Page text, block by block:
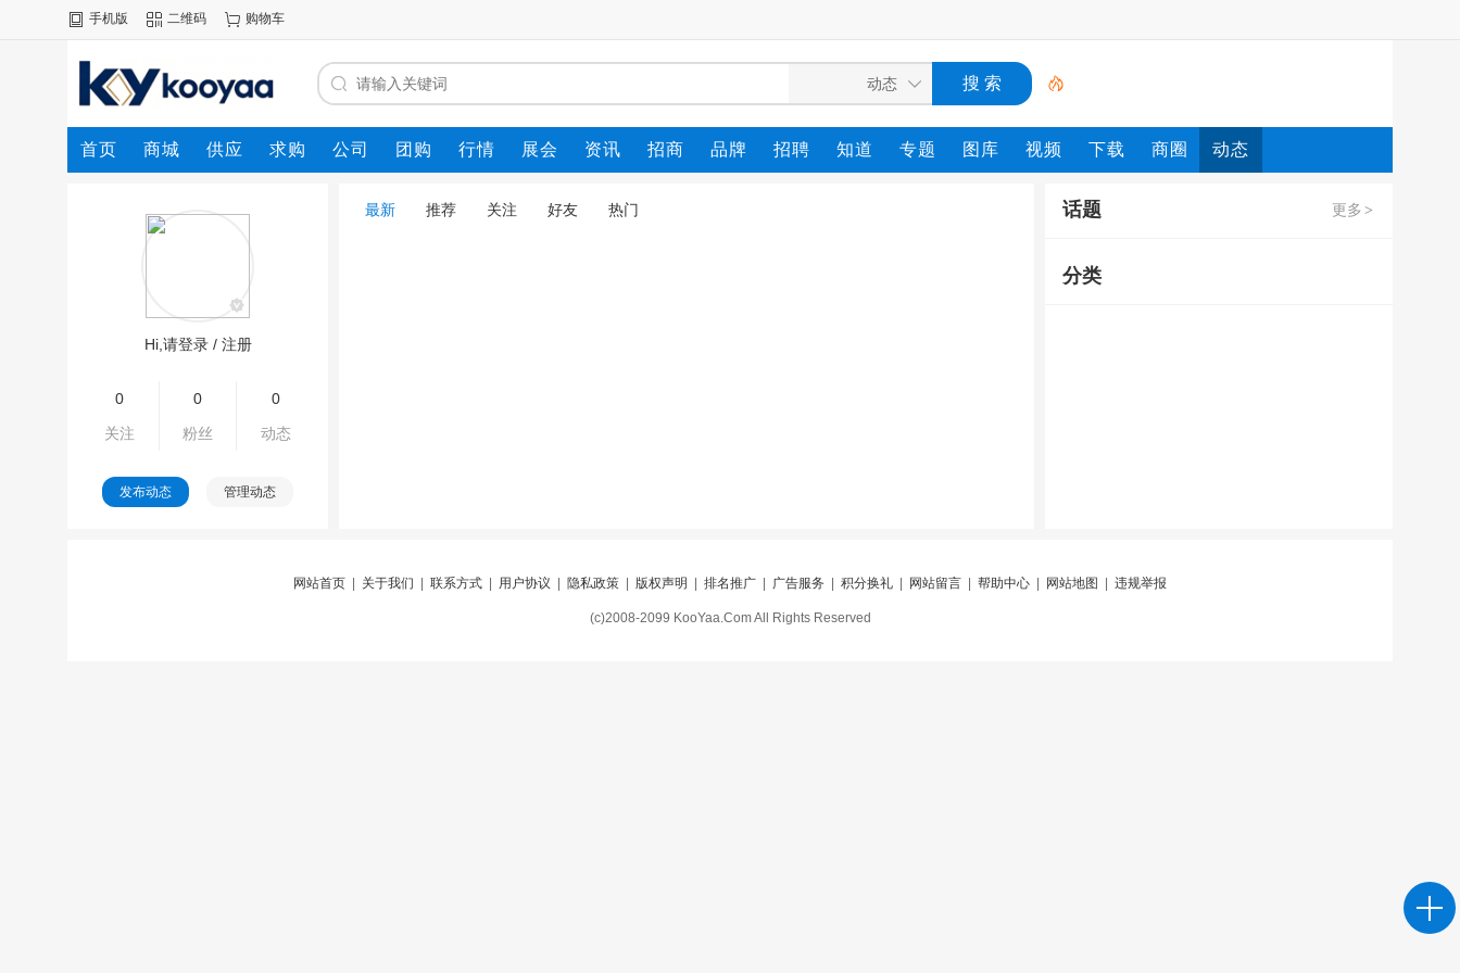
手机版 二维码 购物车
首页 商城 供应 求购 公司 团购 行情 展会 资讯 招商 品牌 招聘 知道 专题 图库 视频 下载 商圈 动态
Hi,请登录/ 注册
0
关注
0
粉丝
0
动态
发布动态 管理动态
最新 推荐 关注 好友 热门 更多 >
话题
分类
网站首页 关于我们 联系方式 用户协议 隐私政策 版权声明 排名推广 广告服务 积分换礼 网站留言 帮助中心 网站地图 违规举报
(c)2008-2099 KooYaa.Com All Rights Reserved